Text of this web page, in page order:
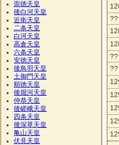
??
??
??
崇徳天皇
後白河天皇
近衛天皇
二条天皇
白河天皇
高倉天皇
六条天皇
安徳天皇
後鳥羽天皇
土御門天皇
順徳天皇
後堀河天皇
仲恭天皇
後嵯峨天皇
四条天皇
後深草天皇
亀山天皇
伏見天皇